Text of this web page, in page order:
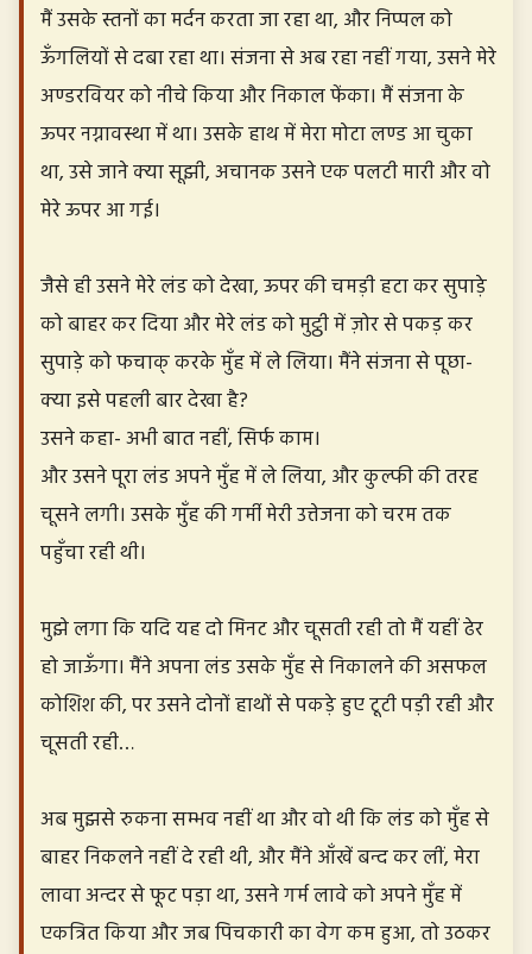
मैं उसके स्तनों का मर्दन करता जा रहा था, और निप्पल को
ऊँगलियों से दबा रहा था। संजना से अब रहा नहीं गया, उसने मेरे
अण्डरवियर को नीचे किया और निकाल फेंका। मैं संजना के
ऊपर नग्नावस्था में था। उसके हाथ में मेरा मोटा लण्ड आ चुका
था, उसे जाने क्या सूझी, अचानक उसने एक पलटी मारी और वो
मेरे ऊपर आ गई।
जैसे ही उसने मेरे लंड को देखा, ऊपर की चमड़ी हटा कर सुपाड़े
को बाहर कर दिया और मेरे लंड को मुट्ठी में ज़ोर से पकड़ कर
सुपाड़े को फचाक् करके मुँह में ले लिया। मैंने संजना से पूछा-
क्या इसे पहली बार देखा है?
उसने कहा- अभी बात नहीं, सिर्फ काम।
और उसने पूरा लंड अपने मुँह में ले लिया, और कुल्फी की तरह
चूसने लगी। उसके मुँह की गर्मी मेरी उत्तेजना को चरम तक
पहुँचा रही थी।
मुझे लगा कि यदि यह दो मिनट और चूसती रही तो मैं यहीं ढेर
हो जाऊँगा। मैंने अपना लंड उसके मुँह से निकालने की असफल
कोशिश की, पर उसने दोनों हाथों से पकड़े हुए टूटी पड़ी रही और
चूसती रही…
अब मुझसे रुकना सम्भव नहीं था और वो थी कि लंड को मुँह से
बाहर निकलने नहीं दे रही थी, और मैंने आँखें बन्द कर लीं, मेरा
लावा अन्दर से फूट पड़ा था, उसने गर्म लावे को अपने मुँह में
एकत्रित किया और जब पिचकारी का वेग कम हुआ, तो उठकर